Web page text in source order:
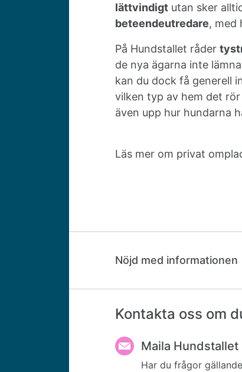
lättvindigt utan sker
beteendeutredare, med
På Hundstallet råder
de nya ägarna inte
kan du dock få generell
vilken typ av hem det
även upp hur hundarna
Läs mer om privat
Nöjd med informationen
Kontakta oss om
Maila Hundstallet
Har du frågor